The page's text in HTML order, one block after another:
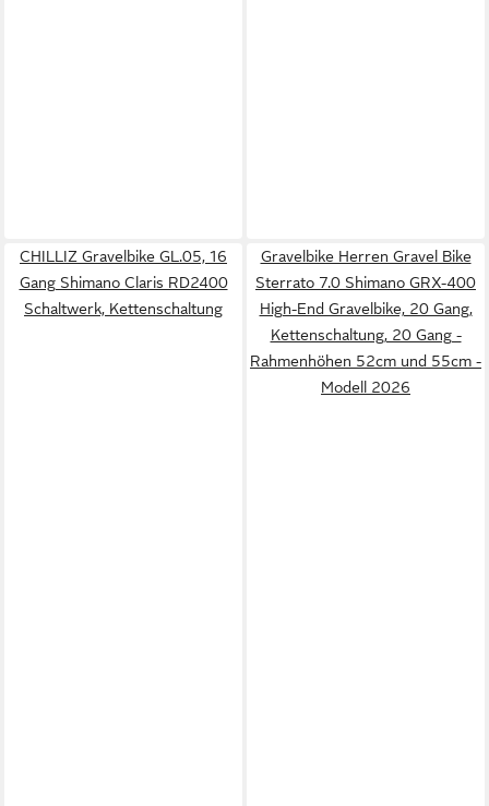
CHILLIZ Gravelbike GL.05, 16
Gang Shimano Claris RD2400
Schaltwerk, Kettenschaltung
Gravelbike Herren Gravel Bike
Sterrato 7.0 Shimano GRX-400
High-End Gravelbike, 20 Gang,
Kettenschaltung, 20 Gang -
Rahmenhöhen 52cm und 55cm -
Modell 2026